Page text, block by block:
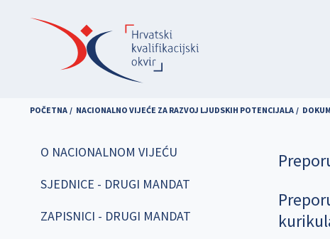
POČETNA NACIONALNO VIJEĆE ZA RAZVOJ LJUDSKIH POTENCIJALA
O NACIONALNOM VIJEĆU
SJEDNICE - DRUGI MANDAT
ZAPISNICI - DRUGI MANDAT